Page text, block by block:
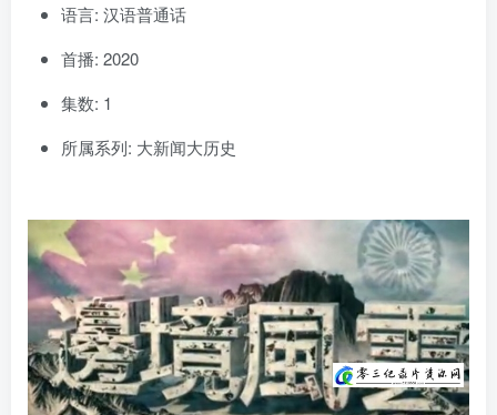
语言: 汉语普通话
首播: 2020
集数: 1
所属系列: 大新闻大历史